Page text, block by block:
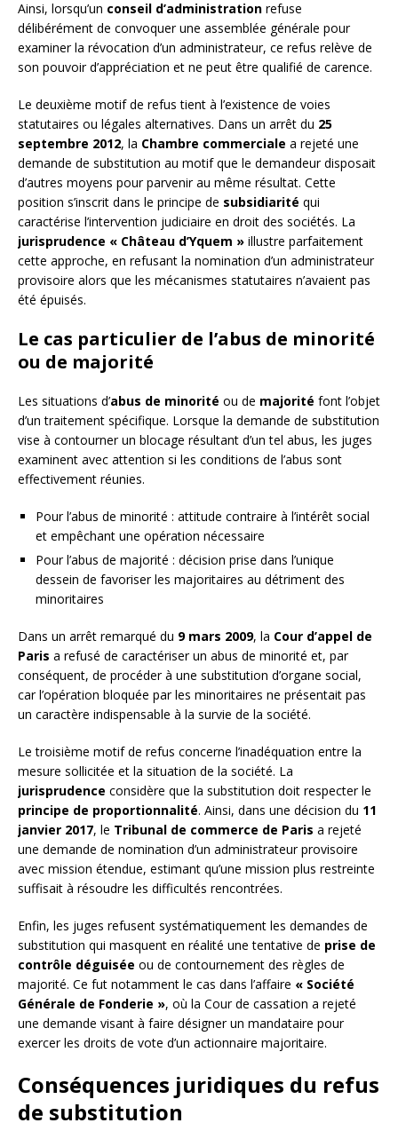
Ainsi, lorsqu’un conseil d’administration refuse
délibérément de convoquer une assemblée générale pour
examiner la révocation d’un administrateur, ce refus relève de
son pouvoir d’appréciation et ne peut être qualifié de carence.
Le deuxième motif de refus tient à l’existence de voies
statutaires ou légales alternatives. Dans un arrêt du 25
septembre 2012, la Chambre commerciale a rejeté une
demande de substitution au motif que le demandeur disposait
d’autres moyens pour parvenir au même résultat. Cette
position s’inscrit dans le principe de subsidiarité qui
caractérise l’intervention judiciaire en droit des sociétés. La
jurisprudence « Château d’Yquem » illustre parfaitement
cette approche, en refusant la nomination d’un administrateur
provisoire alors que les mécanismes statutaires n’avaient pas
été épuisés.
Le cas particulier de l’abus de minorité
ou de majorité
Les situations d’abus de minorité ou de majorité font l’objet
d’un traitement spécifique. Lorsque la demande de substitution
vise à contourner un blocage résultant d’un tel abus, les juges
examinent avec attention si les conditions de l’abus sont
effectivement réunies.
Pour l’abus de minorité : attitude contraire à l’intérêt social
et empêchant une opération nécessaire
Pour l’abus de majorité : décision prise dans l’unique
dessein de favoriser les majoritaires au détriment des
minoritaires
Dans un arrêt remarqué du 9 mars 2009, la Cour d’appel de
Paris a refusé de caractériser un abus de minorité et, par
conséquent, de procéder à une substitution d’organe social,
car l’opération bloquée par les minoritaires ne présentait pas
un caractère indispensable à la survie de la société.
Le troisième motif de refus concerne l’inadéquation entre la
mesure sollicitée et la situation de la société. La
jurisprudence considère que la substitution doit respecter le
principe de proportionnalité. Ainsi, dans une décision du 11
janvier 2017, le Tribunal de commerce de Paris a rejeté
une demande de nomination d’un administrateur provisoire
avec mission étendue, estimant qu’une mission plus restreinte
suffisait à résoudre les difficultés rencontrées.
Enfin, les juges refusent systématiquement les demandes de
substitution qui masquent en réalité une tentative de prise de
contrôle déguisée ou de contournement des règles de
majorité. Ce fut notamment le cas dans l’affaire « Société
Générale de Fonderie », où la Cour de cassation a rejeté
une demande visant à faire désigner un mandataire pour
exercer les droits de vote d’un actionnaire majoritaire.
Conséquences juridiques du refus
de substitution